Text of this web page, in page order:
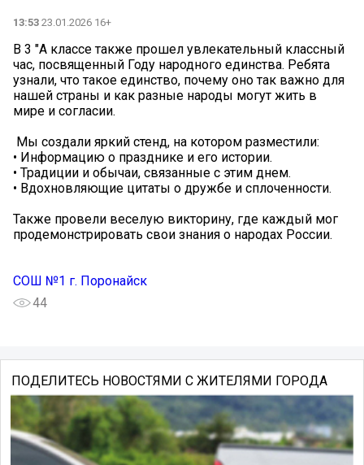
13:53 23.01.2026 16+
В 3 "А классе также прошел увлекательный классный
час, посвященный Году народного единства. Ребята
узнали, что такое единство, почему оно так важно для
нашей страны и как разные народы могут жить в
мире и согласии.
️ Мы создали яркий стенд, на котором разместили:
• Информацию о празднике и его истории.
• Традиции и обычаи, связанные с этим днем.
• Вдохновляющие цитаты о дружбе и сплоченности.
Также провели веселую викторину, где каждый мог
продемонстрировать свои знания о народах России.
СОШ №1 г. Поронайск
44
ПОДЕЛИТЕСЬ НОВОСТЯМИ С ЖИТЕЛЯМИ ГОРОДА